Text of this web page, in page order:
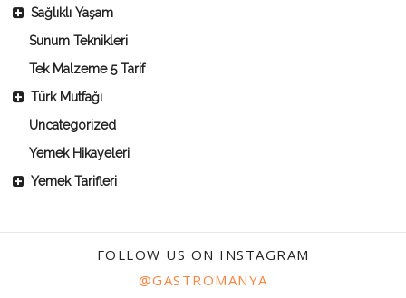
Sağlıklı Yaşam
Sunum Teknikleri
Tek Malzeme 5 Tarif
Türk Mutfağı
Uncategorized
Yemek Hikayeleri
Yemek Tarifleri
FOLLOW US ON INSTAGRAM
@GASTROMANYA